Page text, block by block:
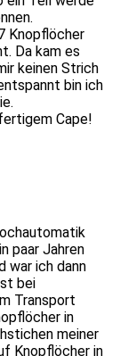
Knopflöcher
Da kam es
keinen Strich
bin ich
Cape!
paar Jahren
war ich dann
bei
Transport
in
meiner
Knopflöcher in